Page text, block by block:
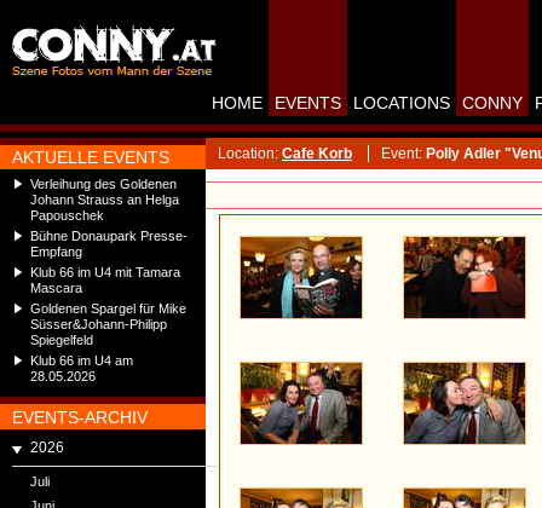
AKTUELLE EVENTS
Verleihung des Goldenen
Johann Strauss an Helga
Papouschek
Bühne Donaupark Presse-
Empfang
Klub 66 im U4 mit Tamara
Mascara
Goldenen Spargel für Mike
Süsser&Johann-Philipp
Spiegelfeld
Klub 66 im U4 am
28.05.2026
EVENTS-ARCHIV
2026
Juli
HOME EVENTS LOCATIONS CONNY
Location: Cafe Korb Event: Polly Adler